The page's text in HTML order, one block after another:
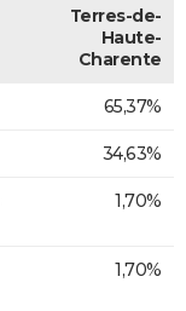
Terres-de-
Haute-
Charente
65,37%
34,63%
1,70%
1,70%